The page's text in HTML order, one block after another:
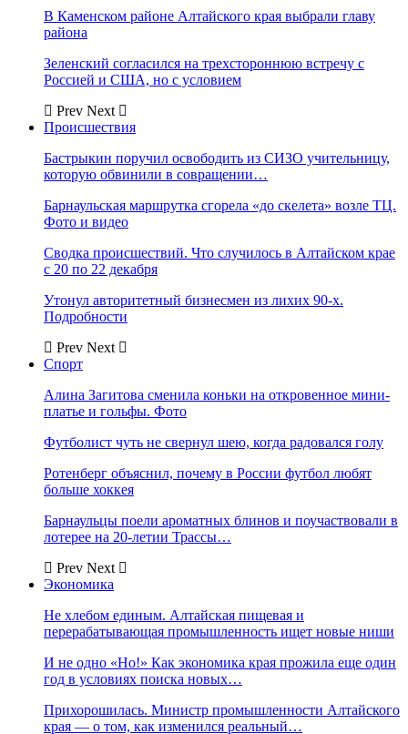
В Каменском районе Алтайского края выбрали главу
района
Зеленский согласился на трехстороннюю встречу с
Россией и США, но с условием
Prev Next
Происшествия
Бастрыкин поручил освободить из СИЗО учительницу,
которую обвинили в совращении…
Барнаульская маршрутка сгорела «до скелета» возле ТЦ.
Фото и видео
Сводка происшествий. Что случилось в Алтайском крае
с 20 по 22 декабря
Утонул авторитетный бизнесмен из лихих 90-х.
Подробности
Prev Next
Спорт
Алина Загитова сменила коньки на откровенное мини-
платье и гольфы. Фото
Футболист чуть не свернул шею, когда радовался голу
Ротенберг объяснил, почему в России футбол любят
больше хоккея
Барнаульцы поели ароматных блинов и поучаствовали в
лотерее на 20-летии Трассы…
Prev Next
Экономика
Не хлебом единым. Алтайская пищевая и
перерабатывающая промышленность ищет новые ниши
И не одно «Но!» Как экономика края прожила еще один
год в условиях поиска новых…
Прихорошилась. Министр промышленности Алтайского
края — о том, как изменился реальный…